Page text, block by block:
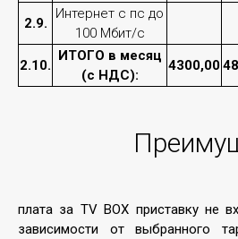
2.9.
Интернет с пс до
100 Мбит/с
2.10.
ИТОГО в месяц
(с НДС):
4300,00
плата за TV BOX приставку не
зависимости от выбранного
Для офиса